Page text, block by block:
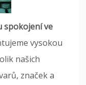
spokojení ve
vysokou
našich
značek a